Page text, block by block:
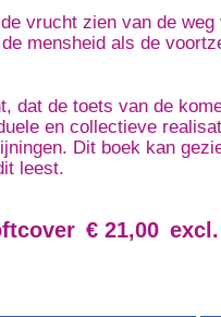
vrucht zien van de
mensheid als de
dat de toets van de
en collectieve
Dit boek kan
leest.
€ 21,00